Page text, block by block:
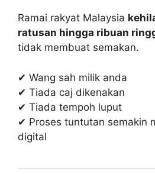
Ramai rakyat Malaysia
ratusan hingga ribuan
tidak membuat semakan.
✔ Wang sah milik anda
✔ Tiada caj dikenakan
✔ Tiada tempoh luput
✔ Proses tuntutan semakin
digital